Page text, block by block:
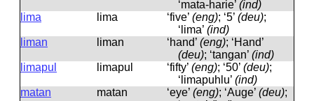
‘mata-harie’ (ind)
lima
lima ‘five’ (eng); ‘5’ (deu);
‘lima’ (ind)
liman
liman ‘hand’ (eng); ‘Hand’
(deu); ‘tangan’ (ind)
limapul
limapul ‘fifty’ (eng); ‘50’ (deu);
‘limapuhlu’ (ind)
matan
matan ‘eye’ (eng); ‘Auge’ (deu);